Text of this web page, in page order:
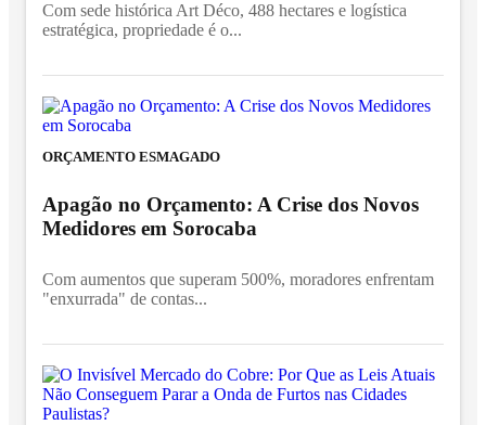
Com sede histórica Art Déco, 488 hectares e logística
estratégica, propriedade é o...
ORÇAMENTO ESMAGADO
Apagão no Orçamento: A Crise dos Novos
Medidores em Sorocaba
Com aumentos que superam 500%, moradores enfrentam
"enxurrada" de contas...